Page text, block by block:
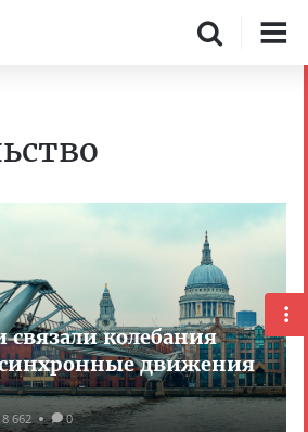
колебания
движения
662 0